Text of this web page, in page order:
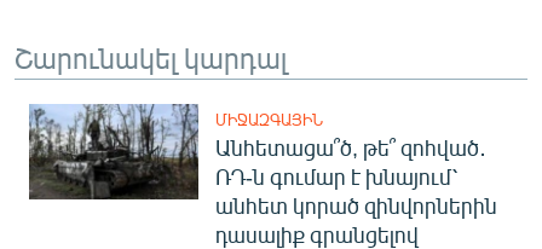
Շարունակել կարդալ
ՄԻՋԱԶԳԱՅԻՆ
Անհետացա՞ծ, թե՞ զոհված․
ՌԴ-ն գումար է խնայում՝
անհետ կորած զինվորներին
դասալիք գրանցելով